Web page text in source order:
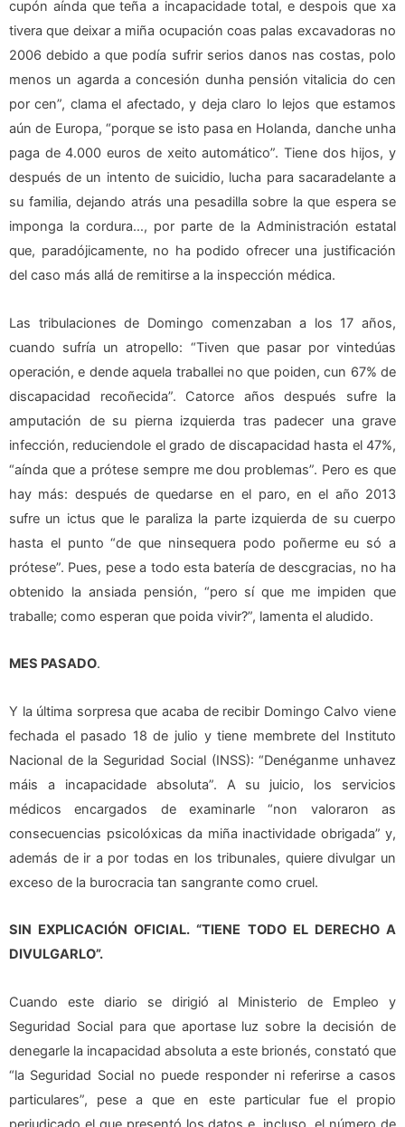
cupón aínda que teña a incapacidade total, e despois que xa
tivera que deixar a miña ocupación coas palas excavadoras no
2006 debido a que podía sufrir serios danos nas costas, polo
menos un agarda a concesión dunha pensión vitalicia do cen
por cen”, clama el afectado, y deja claro lo lejos que estamos
aún de Europa, “porque se isto pasa en Holanda, danche unha
paga de 4.000 euros de xeito automático”. Tiene dos hijos, y
después de un intento de suicidio, lucha para sacaradelante a
su familia, dejando atrás una pesadilla sobre la que espera se
imponga la cordura…, por parte de la Administración estatal
que, paradójicamente, no ha podido ofrecer una justificación
del caso más allá de remitirse a la inspección médica.
Las tribulaciones de Domingo comenzaban a los 17 años,
cuando sufría un atropello: “Tiven que pasar por vintedúas
operación, e dende aquela traballei no que poiden, cun 67% de
discapacidad recoñecida”. Catorce años después sufre la
amputación de su pierna izquierda tras padecer una grave
infección, reduciendole el grado de discapacidad hasta el 47%,
“aínda que a prótese sempre me dou problemas”. Pero es que
hay más: después de quedarse en el paro, en el año 2013
sufre un ictus que le paraliza la parte izquierda de su cuerpo
hasta el punto “de que ninsequera podo poñerme eu só a
prótese”. Pues, pese a todo esta batería de descgracias, no ha
obtenido la ansiada pensión, “pero sí que me impiden que
traballe; como esperan que poida vivir?”, lamenta el aludido.
MES PASADO.
Y la última sorpresa que acaba de recibir Domingo Calvo viene
fechada el pasado 18 de julio y tiene membrete del Instituto
Nacional de la Seguridad Social (INSS): “Denéganme unhavez
máis a incapacidade absoluta”. A su juicio, los servicios
médicos encargados de examinarle “non valoraron as
consecuencias psicolóxicas da miña inactividade obrigada” y,
además de ir a por todas en los tribunales, quiere divulgar un
exceso de la burocracia tan sangrante como cruel.
SIN EXPLICACIÓN OFICIAL. “TIENE TODO EL DERECHO A
DIVULGARLO”.
Cuando este diario se dirigió al Ministerio de Empleo y
Seguridad Social para que aportase luz sobre la decisión de
denegarle la incapacidad absoluta a este brionés, constató que
“la Seguridad Social no puede responder ni referirse a casos
particulares”, pese a que en este particular fue el propio